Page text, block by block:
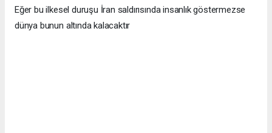
Eğer bu ilkesel duruşu İran saldırısında insanlık göstermezse
dünya bunun altında kalacaktır